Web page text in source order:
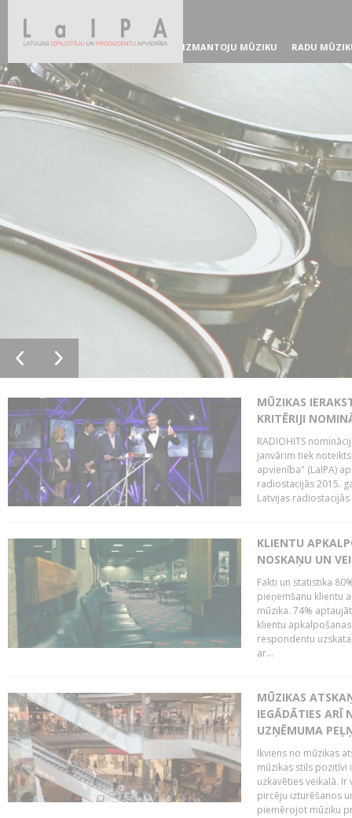
IZMANTOJU MŪZIKU RADU
MŪZIKAS
KRITĒRIJI
RADIOHITS
janvārim tiek
apvienība" (LaIPA)
radiostacijās 2015.
Latvijas
KLIENTU
NOSKAŅU UN
Fakti un statistika
pieņemšanu klientu
mūzika. 74%
klientu
respondentu
ar...
MŪZIKAS
IEGĀDĀTIES ARĪ
UZŅĒMUMA
Ikviens no mūzikas
mūzikas stils pozitīvi
uzkavēties veikalā.
pircēju izturēšanos
piemērojot mūziku